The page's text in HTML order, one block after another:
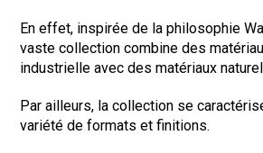
En effet, inspirée de la philosophie
vaste collection combine des
industrielle avec des matériaux
Par ailleurs, la collection se
variété de formats et finitions.